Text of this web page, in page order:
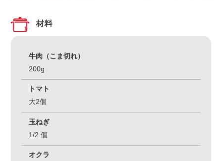
材料
牛肉（こま切れ）
200g
トマト
大2個
玉ねぎ
1/2 個
オクラ